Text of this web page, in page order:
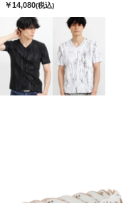
￥14,080(税込)